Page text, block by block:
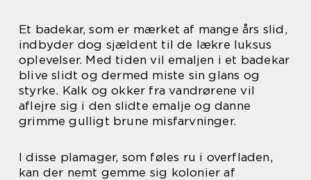
Et badekar, som er mærket af mange års slid,
indbyder dog sjældent til de lækre luksus
oplevelser. Med tiden vil emaljen i et badekar
blive slidt og dermed miste sin glans og
styrke. Kalk og okker fra vandrørene vil
aflejre sig i den slidte emalje og danne
grimme gulligt brune misfarvninger.
I disse plamager, som føles ru i overfladen,
kan der nemt gemme sig kolonier af